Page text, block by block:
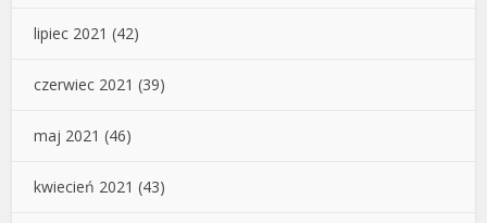
lipiec 2021 (42)
czerwiec 2021 (39)
maj 2021 (46)
kwiecień 2021 (43)